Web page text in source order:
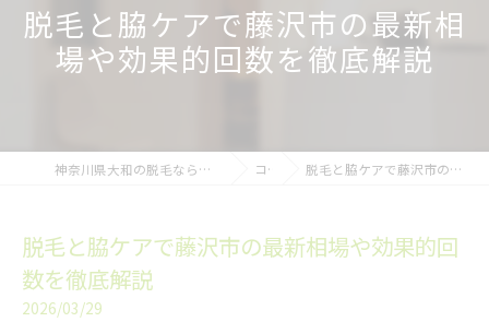
脱毛と脇ケアで藤沢市の最新相
場や効果的回数を徹底解説
神奈川県大和の脱毛ならメンズ脱毛サロンRASHINDO大和店 コラム 脱毛と脇ケアで藤沢市の最新相場や効果的回数を徹底解説
脱毛と脇ケアで藤沢市の最新相場や効果的回
数を徹底解説
2026/03/29